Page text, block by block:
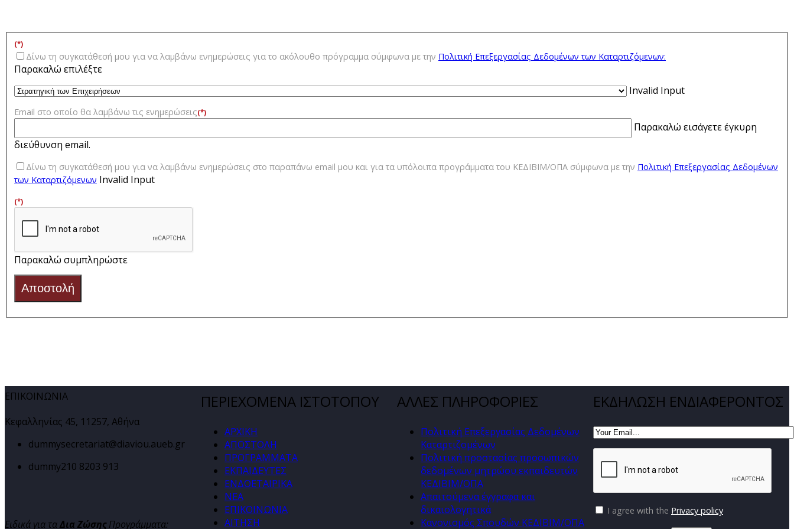
(*)
Δίνω τη συγκατάθεσή μου για να λαμβάνω ενημερώσεις για τo ακόλουθο πρόγραμμα σύμφωνα με την Πολιτική Επεξεργασίας Δεδομένων των Kαταρτιζόμενων:
Παρακαλώ επιλέξτε
Invalid Input
Email στο οποίο θα λαμβάνω τις ενημερώσεις(*)
Παρακαλώ εισάγετε έγκυρη
διεύθυνση email.
Δίνω τη συγκατάθεσή μου για να λαμβάνω ενημερώσεις στο παραπάνω email μου και για τα υπόλοιπα προγράμματα του ΚΕΔΙΒΙΜ/ΟΠΑ σύμφωνα με την Πολιτική Επεξεργασίας Δεδομένων
των Kαταρτιζόμενων Invalid Input
(*)
Παρακαλώ συμπληρώστε
Αποστολή
ΕΠΙΚΟΙΝΩΝΙΑ
Κεφαλληνίας 45, 11257, Αθήνα
dummysecretariat@diaviou.aueb.gr
dummy210 8203 913
Ειδικά για ταΔια ΖώσηςΠρογράμματα:
ΠΕΡΙΕΧΟΜΕΝΑ ΙΣΤΟΤΟΠΟΥ
ΑΡΧΙΚΗ
ΑΠΟΣΤΟΛΗ
ΠΡΟΓΡΑΜΜΑΤΑ
ΕΚΠΑΙΔΕΥΤΕΣ
ΕΝΔΟΕΤΑΙΡΙΚΑ
ΝΕΑ
ΕΠΙΚΟΙΝΩΝΙΑ
ΑΙΤΗΣΗ
ΑΛΛΕΣ ΠΛΗΡΟΦΟΡΙΕΣ
Πολιτική Επεξεργασίας Δεδομένων
Καταρτιζομένων
Πολιτική προστασίας προσωπικών
δεδομένων μητρώου εκπαιδευτών
ΚΕΔΙΒΙΜ/ΟΠΑ
Απαιτούμενα έγγραφα και
δικαιολογητικά
Κανονισμός Σπουδών ΚΕΔΙΒΙΜ/ΟΠΑ
ΕΚΔΗΛΩΣΗ ΕΝΔΙΑΦΕΡΟΝΤΟΣ
I agree with the Privacy policy